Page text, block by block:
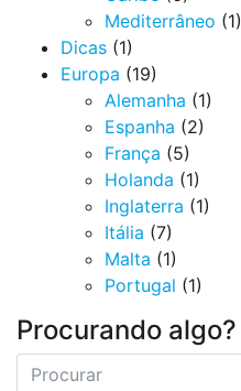
Mediterrâneo (1)
Dicas (1)
Europa (19)
Alemanha (1)
Espanha (2)
França (5)
Holanda (1)
Inglaterra (1)
Itália (7)
Malta (1)
Portugal (1)
Procurando algo?